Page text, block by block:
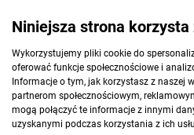
Zapraszamy do zapoznania się z naszą
prezentujemy szeroką gamę foteli w
różnorodność kształtów, rozmiarów i
coś dla siebie.
Niniejsza strona
Wykorzystujemy pliki cookie do
oferować funkcje społecznościowe i
Informacje o tym, jak korzystasz z naszej
partnerom społecznościowym,
mogą połączyć te informacje z innymi
uzyskanymi podczas korzystania z ich